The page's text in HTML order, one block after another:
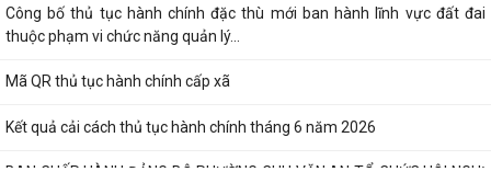
Công bố thủ tục hành chính đặc thù mới ban hành lĩnh vực đất đai
thuộc phạm vi chức năng quản lý...
Mã QR thủ tục hành chính cấp xã
Kết quả cải cách thủ tục hành chính tháng 6 năm 2026
BAN CHẤP HÀNH ĐẢNG BỘ PHƯỜNG CHU VĂN AN TỔ CHỨC HỘI NGHỊ